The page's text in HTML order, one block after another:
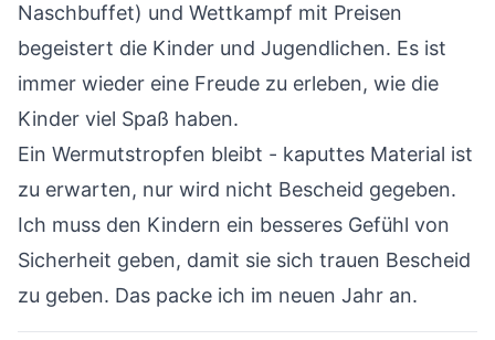
Naschbuffet) und Wettkampf mit Preisen
begeistert die Kinder und Jugendlichen. Es ist
immer wieder eine Freude zu erleben, wie die
Kinder viel Spaß haben.
Ein Wermutstropfen bleibt - kaputtes Material ist
zu erwarten, nur wird nicht Bescheid gegeben.
Ich muss den Kindern ein besseres Gefühl von
Sicherheit geben, damit sie sich trauen Bescheid
zu geben. Das packe ich im neuen Jahr an.